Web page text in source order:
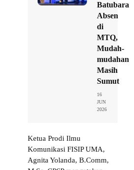
Batubara
Absen
di
MTQ,
Mudah-
mudahan
Masih
Sumut
16
JUN
2026
Ketua Prodi Ilmu
Komunikasi FISIP UMA,
Agnita Yolanda, B.Comm,